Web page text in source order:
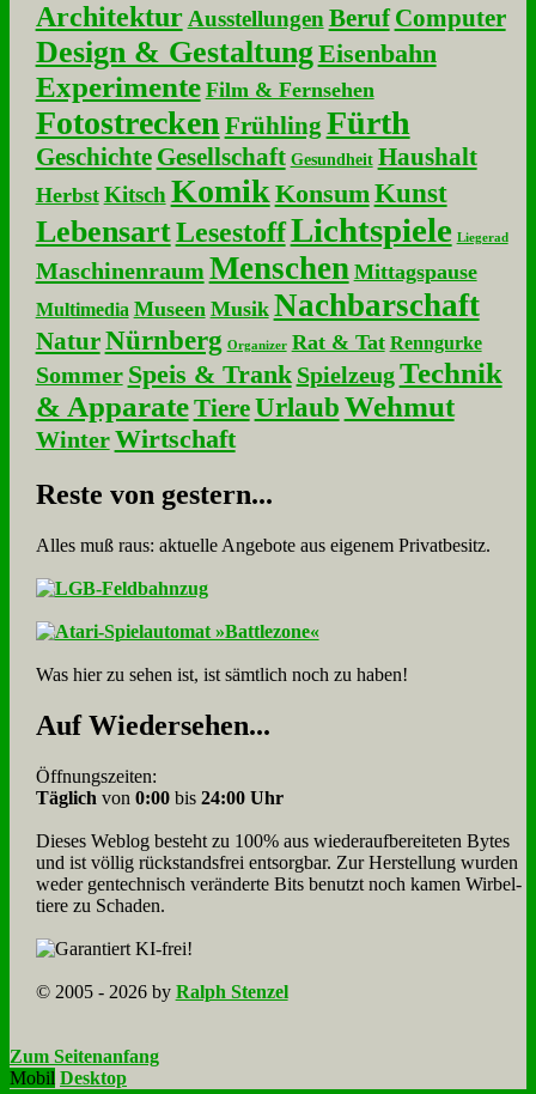
Architektur Ausstellungen Beruf Computer
Design & GestaltungEisenbahn
Experimente Film & Fernsehen
Fotostrecken Frühling Fürth
Geschichte Gesellschaft Gesundheit Haushalt
Herbst Kitsch Komik KonsumKunst
LebensartLesestoffLichtspiele Liegerad
Maschinenraum Menschen Mittagspause
Multimedia Museen Musik Nachbarschaft
NaturNürnberg Organizer Rat & Tat Renngurke
Sommer Speis & Trank Spielzeug Technik
& Apparate Tiere UrlaubWehmut
Winter Wirtschaft
Re­ste von ge­stern...
Alles muß raus: aktuelle An­ge­bo­te aus eigenem Privatbesitz.
Was hier zu sehen ist, ist sämt­lich noch zu haben!
Auf Wie­der­se­hen...
Öffnungszeiten:
Täglich von 0:00bis 24:00 Uhr
Dieses Weblog besteht zu 100% aus wie­der­auf­bereite­ten Bytes
und ist völlig rück­stands­frei ent­sorg­bar. Zur Herstellung wurden
weder gen­tech­nisch veränderte Bits benutzt noch kamen Wir­bel­
tiere zu Scha­den.
© 2005 - 2026 by Ralph Stenzel
Zum Seitenanfang
Mobil Desktop